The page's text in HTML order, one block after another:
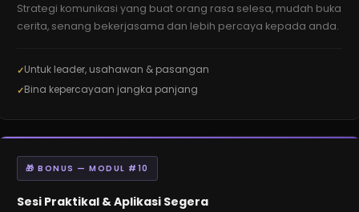
Strategi komunikasi yang buat orang rasa selesa, mudah buka
cerita, senang bekerjasama dan lebih percaya kepada anda.
Untuk leader, usahawan & pasangan
Bina kepercayaan jangka panjang
🎁 BONUS — MODUL #10
Sesi Praktikal & Aplikasi Segera